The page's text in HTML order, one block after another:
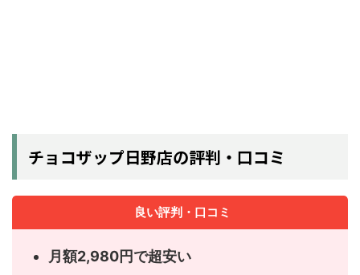
チョコザップ日野店の評判・口コミ
良い評判・口コミ
月額2,980円で超安い